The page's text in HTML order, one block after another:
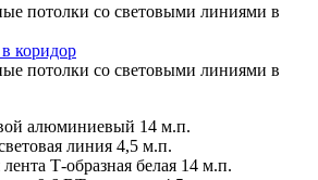
потолки со световыми линиями в
потолки со световыми линиями в
алюминиевый 14 м.п.
линия 4,5 м.п.
Т-образная белая 14 м.п.